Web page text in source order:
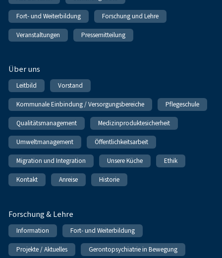
Fort- und Weiterbildung Forschung und Lehre
Veranstaltungen Pressemitteilung
Über uns
Leitbild Vorstand
Kommunale Einbindung / Versorgungsbereiche Pflegeschule
Qualitätsmanagement Medizinproduktesicherheit
Umweltmanagement Öffentlichkeitsarbeit
Migration und Integration Unsere Küche Ethik
Kontakt Anreise Historie
Forschung & Lehre
Information Fort- und Weiterbildung
Projekte / Aktuelles Gerontopsychiatrie in Bewegung